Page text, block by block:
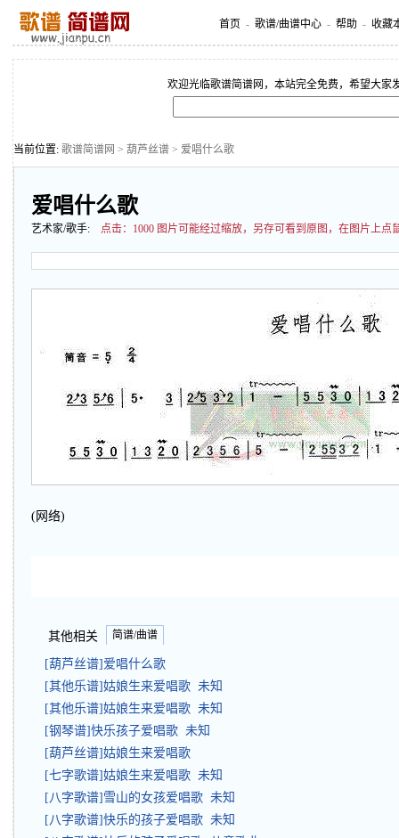
首页 - 歌谱/曲谱中心 - 帮助 - 收藏
欢迎光临歌谱简谱网，本站完全免费，希望大家
当前位置: 歌谱简谱网 > 葫芦丝谱 > 爱唱什么歌
爱唱什么歌
艺术家/歌手: 点击： 1000 图片可能经过缩放，另存可看到原图，在图片上
(网络)
其他相关 简谱/曲谱
[葫芦丝谱]爱唱什么歌
[其他乐谱]姑娘生来爱唱歌 未知
[其他乐谱]姑娘生来爱唱歌 未知
[钢琴谱]快乐孩子爱唱歌 未知
[葫芦丝谱]姑娘生来爱唱歌
[七字歌谱]姑娘生来爱唱歌 未知
[八字歌谱]雪山的女孩爱唱歌 未知
[八字歌谱]快乐的孩子爱唱歌 未知